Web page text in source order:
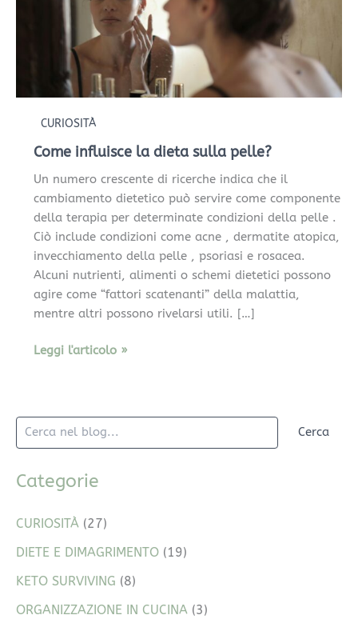
CURIOSITÀ
Come influisce la dieta sulla pelle?
Un numero crescente di ricerche indica che il
cambiamento dietetico può servire come componente
della terapia per determinate condizioni della pelle .
Ciò include condizioni come acne , dermatite atopica,
invecchiamento della pelle , psoriasi e rosacea.
Alcuni nutrienti, alimenti o schemi dietetici possono
agire come “fattori scatenanti” della malattia,
mentre altri possono rivelarsi utili. […]
Leggi l'articolo »
Cerca
Categorie
CURIOSITÀ (27)
DIETE E DIMAGRIMENTO (19)
KETO SURVIVING (8)
ORGANIZZAZIONE IN CUCINA (3)